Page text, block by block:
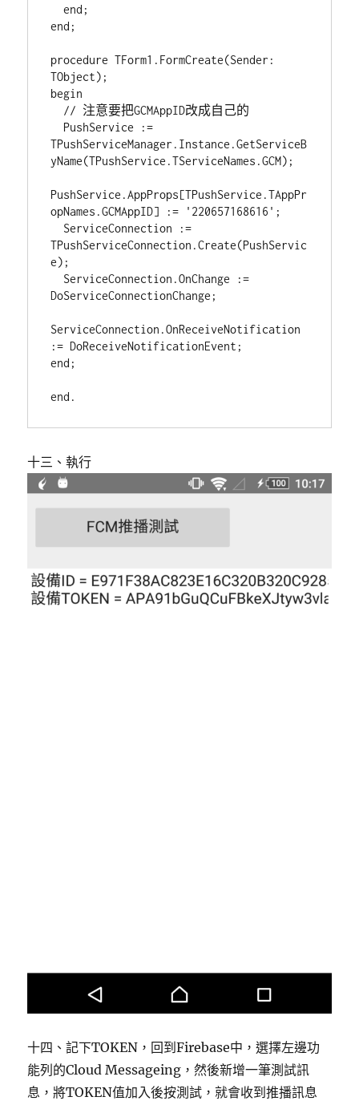
  end;
end;
procedure TForm1.FormCreate(Sender:
TObject);
begin
TPushServiceManager.Instance.GetServiceB
yName(TPushService.TServiceNames.GCM);
PushService.AppProps[TPushService.TAppPr
opNames.GCMAppID] := '220657168616';
TPushServiceConnection.Create(PushServic
e);
DoServiceConnectionChange;
ServiceConnection.OnReceiveNotification
:= DoReceiveNotificationEvent;
end;
十三、執行
十四、記下TOKEN，回到Firebase中，選擇左邊功
能列的Cloud Messageing，然後新增一筆測試訊
息，將TOKEN值加入後按測試，就會收到推播訊息